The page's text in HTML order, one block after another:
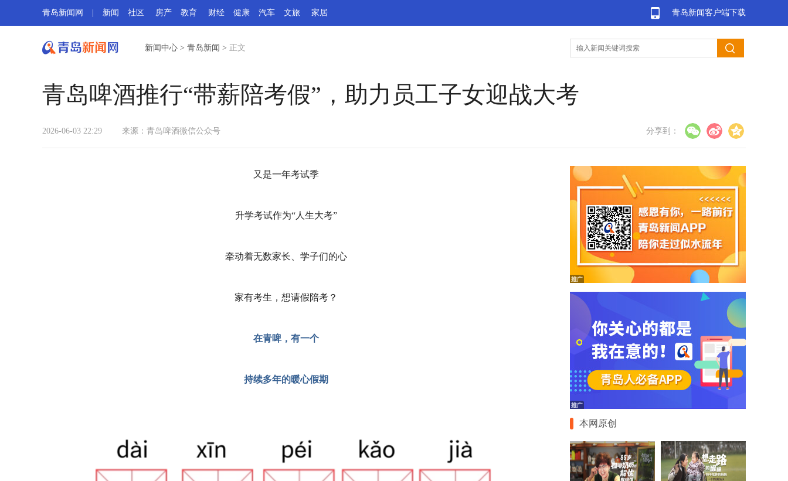
青岛新闻客户端下载
青岛新闻网 新闻 社区 房产 教育 财经 健康 汽车 文旅 家居
新闻中心 > 青岛新闻 > 正文
青岛啤酒推行“带薪陪考假”，助力员工子女迎战大考
2026-06-03 22:29 来源：青岛啤酒微信公众号 分享到：
又是一年考试季
升学考试作为“人生大考”
牵动着无数家长、学子们的心
家有考生，想请假陪考？
在青啤，有一个
持续多年的暖心假期
本网原创